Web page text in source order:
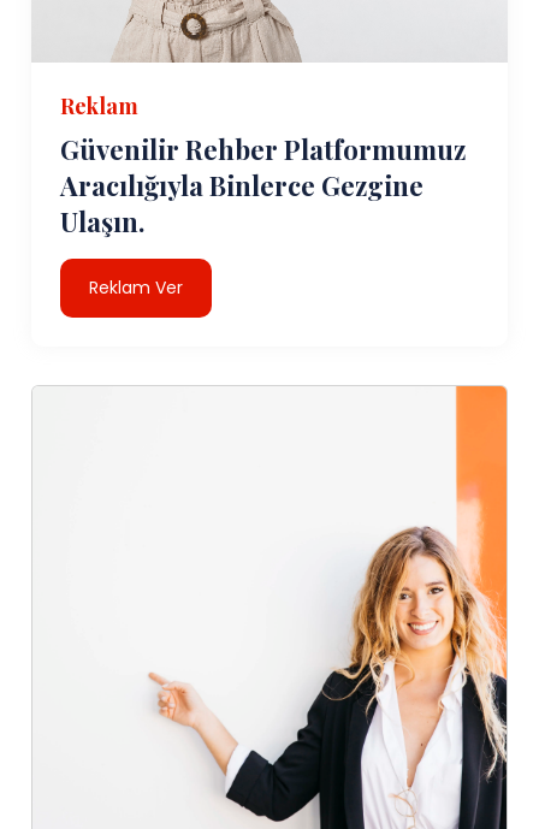
Reklam
Güvenilir Rehber Platformumuz
Aracılığıyla Binlerce Gezgine
Ulaşın.
Reklam Ver